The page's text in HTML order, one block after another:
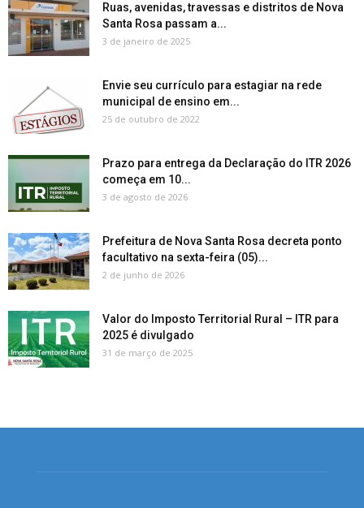
Ruas, avenidas, travessas e distritos de Nova
Santa Rosa passam a...
3 de janeiro de 2025
Envie seu currículo para estagiar na rede
municipal de ensino em...
25 de outubro de 2022
Prazo para entrega da Declaração do ITR 2026
começa em 10...
3 de agosto de 2026
Prefeitura de Nova Santa Rosa decreta ponto
facultativo na sexta-feira (05)...
2 de junho de 2026
Valor do Imposto Territorial Rural – ITR para
2025 é divulgado
31 de março de 2025